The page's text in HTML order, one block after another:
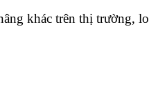
khác trên thị trường,